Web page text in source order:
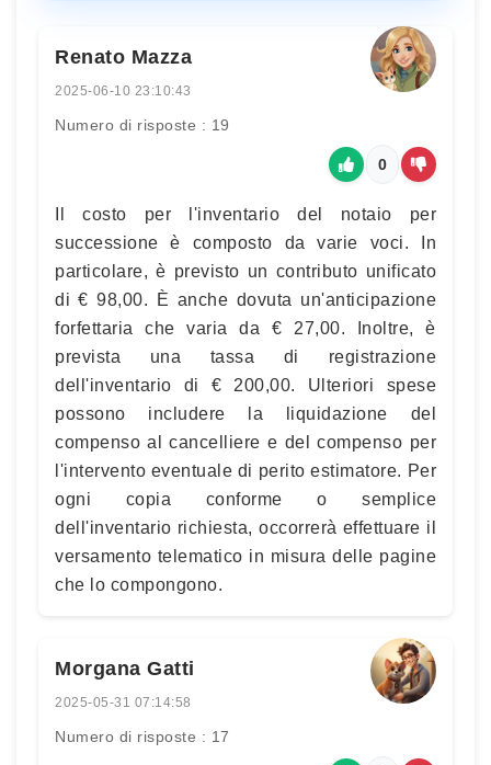
Renato Mazza
2025-06-10 23:10:43
Numero di risposte : 19
0
Il costo per l'inventario del notaio per
successione è composto da varie voci. In
particolare, è previsto un contributo unificato
di € 98,00. È anche dovuta un'anticipazione
forfettaria che varia da € 27,00. Inoltre, è
prevista una tassa di registrazione
dell'inventario di € 200,00. Ulteriori spese
possono includere la liquidazione del
compenso al cancelliere e del compenso per
l'intervento eventuale di perito estimatore. Per
ogni copia conforme o semplice
dell'inventario richiesta, occorrerà effettuare il
versamento telematico in misura delle pagine
che lo compongono.
Morgana Gatti
2025-05-31 07:14:58
Numero di risposte : 17